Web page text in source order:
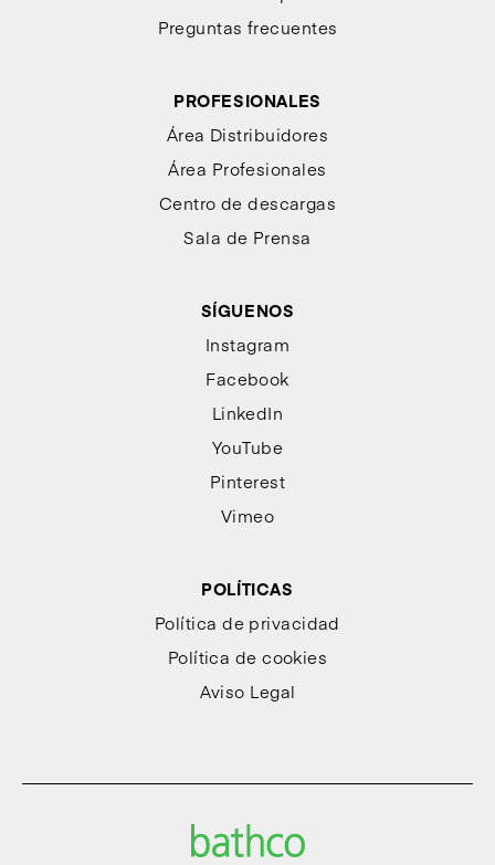
Preguntas frecuentes
PROFESIONALES
Área Distribuidores
Área Profesionales
Centro de descargas
Sala de Prensa
SÍGUENOS
Instagram
Facebook
LinkedIn
YouTube
Pinterest
Vimeo
POLÍTICAS
Política de privacidad
Política de cookies
Aviso Legal